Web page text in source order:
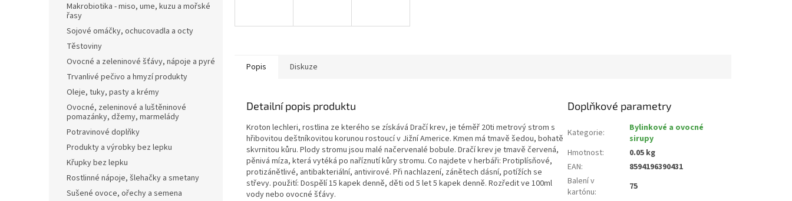
Makrobiotika - miso, ume, kuzu a mořské
řasy
Sojové omáčky, ochucovadla a octy
Těstoviny
Ovocné a zeleninové šťávy, nápoje a pyré
Trvanlivé pečivo a hmyzí produkty
Oleje, tuky, pasty a krémy
Ovocné, zeleninové a luštěninové
pomazánky, džemy, marmelády
Potravinové doplňky
Produkty a výrobky bez lepku
Křupky bez lepku
Rostlinné nápoje, šlehačky a smetany
Sušené ovoce, ořechy a semena
Popis Diskuze
Detailní popis produktu
Kroton lechleri, rostlina ze kterého se získává Dračí krev, je téměř 20ti metrový strom s
hřibovitou deštníkovitou korunou rostoucí v Jižní Americe. Kmen má tmavě šedou, bohatě
skvrnitou kůru. Plody stromu jsou malé načervenalé bobule. Dračí krev je tmavě červená,
pěnivá míza, která vytéká po naříznutí kůry stromu. Co najdete v herbáři: Protiplísňové,
protizánětlivé, antibakteriální, antivirové. Při nachlazení, zánětech dásní, potížích se
střevy. použití: Dospělí 15 kapek denně, děti od 5 let 5 kapek denně. Rozředit ve 100ml
vody nebo ovocné šťávy.
Doplňkové parametry
Kategorie:
Bylinkové a ovocné
sirupy
Hmotnost:
0.05 kg
EAN:
8594196390431
Balení v
kartónu: 75